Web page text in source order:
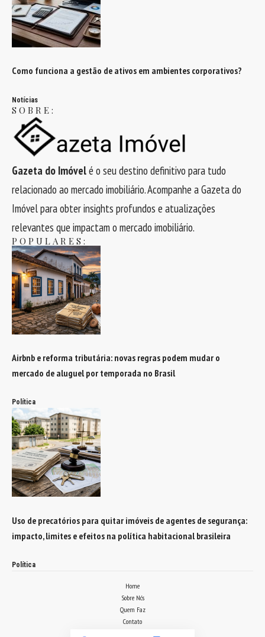
Como funciona a gestão de ativos em ambientes corporativos?
Notícias
SOBRE:
Gazeta do Imóvelé o seu destino definitivo para tudo
relacionado ao mercado imobiliário. Acompanhe a Gazeta do
Imóvel para obter insights profundos e atualizações
relevantes que impactam o mercado imobiliário.
POPULARES:
Airbnb e reforma tributária: novas regras podem mudar o
mercado de aluguel por temporada no Brasil
Política
Uso de precatórios para quitar imóveis de agentes de segurança:
impacto, limites e efeitos na política habitacional brasileira
Política
Home
Sobre Nós
Quem Faz
Contato